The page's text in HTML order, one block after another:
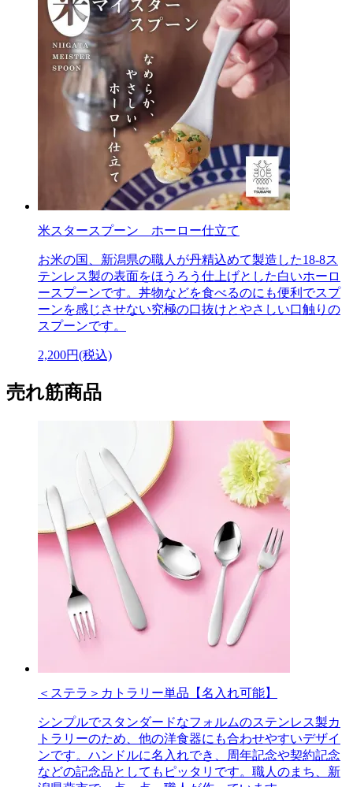
米スタースプーン ホーロー仕立て
お米の国、新潟県の職人が丹精込めて製造した18-8ス
テンレス製の表面をほうろう仕上げとした白いホーロ
ースプーンです。丼物などを食べるのにも便利でスプ
ーンを感じさせない究極の口抜けとやさしい口触りの
スプーンです。
2,200円(税込)
売れ筋商品
＜ステラ＞カトラリー単品【名入れ可能】
シンプルでスタンダードなフォルムのステンレス製カ
トラリーのため、他の洋食器にも合わせやすいデザイ
ンです。ハンドルに名入れでき、周年記念や契約記念
などの記念品としてもピッタリです。職人のまち、新